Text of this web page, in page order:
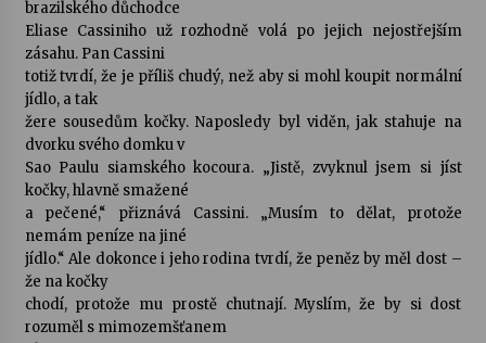
Ozvěny prázdnin
14. 7. 2026
Za kulturou kousek za Humpolec. V Želivě ožije
odkaz Josefa Čapka
13. 7. 2026
Varhanní recitál Michala Novenka v Klášteře
Želiv
brazilského důchodce
Eliase Cassiniho už rozhodně volá po jejich nejostřejším
zásahu. Pan Cassini
totiž tvrdí, že je příliš chudý, než aby si mohl koupit normální
jídlo, a tak
žere sousedům kočky. Naposledy byl viděn, jak stahuje na
dvorku svého domku v
Sao Paulu siamského kocoura. „Jistě, zvyknul jsem si jíst
kočky, hlavně smažené
a pečené,“ přiznává Cassini. „Musím to dělat, protože
nemám peníze na jiné
jídlo.“ Ale dokonce i jeho rodina tvrdí, že peněz by měl dost –
že na kočky
chodí, protože mu prostě chutnají. Myslím, že by si dost
rozuměl s mimozemšťanem